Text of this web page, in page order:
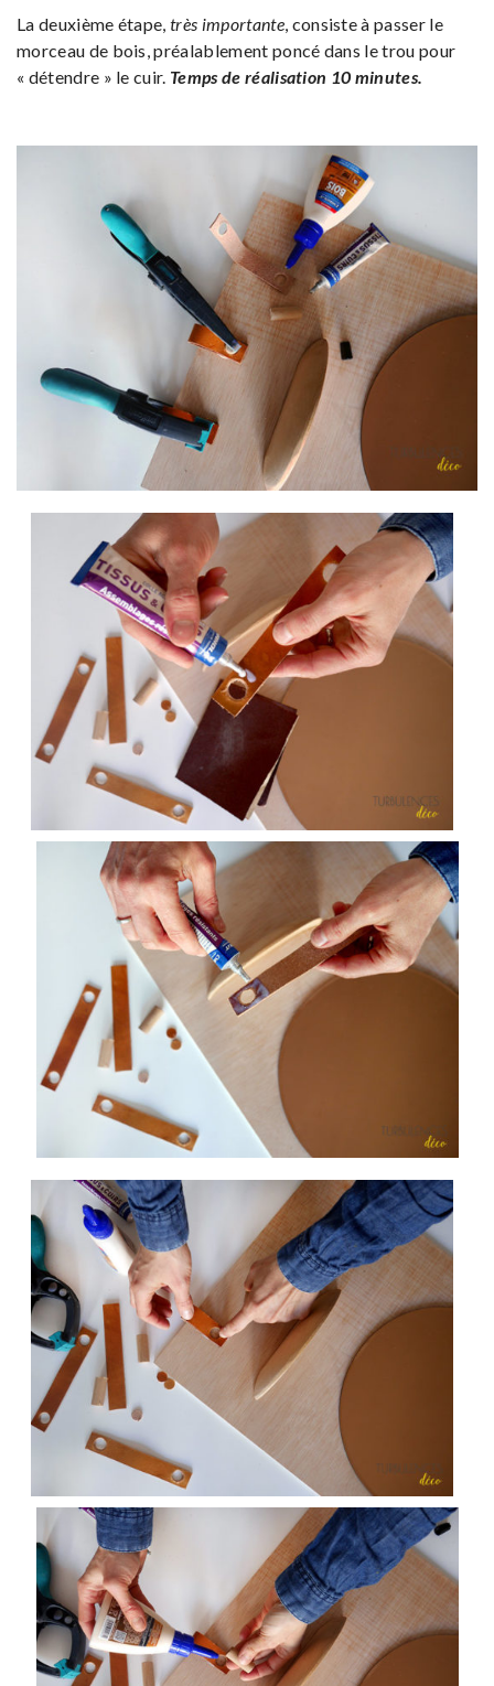
La deuxième étape,très importante, consiste à passer le
morceau de bois, préalablement poncé dans le trou pour
« détendre » le cuir. Temps de réalisation 10 minutes.